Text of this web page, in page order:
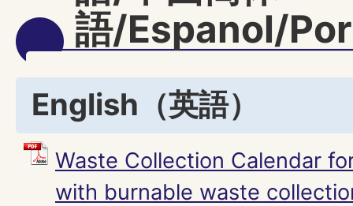
語/Espanol/
English（英語）
Waste Collection Calendar
with burnable waste